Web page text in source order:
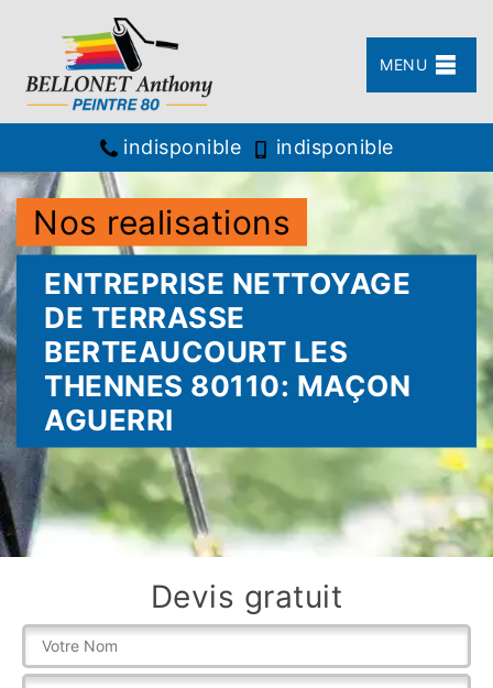
MENU
indisponible indisponible
Nos realisations
ENTREPRISE NETTOYAGE
DE TERRASSE
BERTEAUCOURT LES
THENNES 80110: MAÇON
AGUERRI
Devis gratuit